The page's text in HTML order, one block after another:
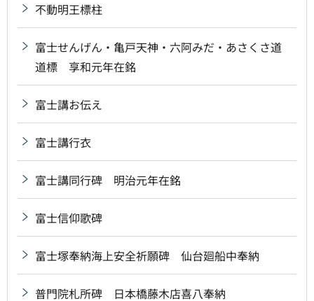
不動明王標柱
富士せんげん・亀戸天神・六阿みだ・あさくさ道
道標 享和元年在銘
富士講お伝え
富士講行衣
富士講同行碑 明治元年在銘
富士信仰歌碑
富士塚奉納海上安全祈願碑 仙台廻船中奉納
普門院札所碑 日本橋藤木店喜八奉納